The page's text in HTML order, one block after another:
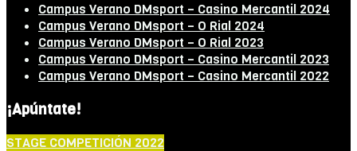
Campus Verano DMsport – Casino Mercantil 2024
Campus Verano DMsport – O Rial 2024
Campus Verano DMsport – O Rial 2023
Campus Verano DMsport – Casino Mercantil 2023
Campus Verano DMsport – Casino Mercantil 2022
¡Apúntate!
STAGE COMPETICIÓN 2022